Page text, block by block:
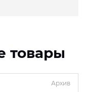
товары
Архив